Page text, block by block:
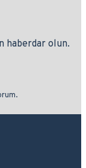
haberdar olun.